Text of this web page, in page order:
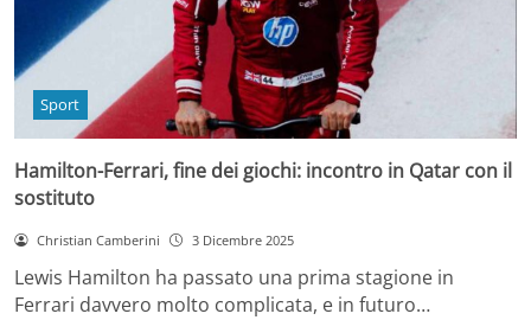
Sport
Hamilton-Ferrari, fine dei giochi: incontro in Qatar con il
sostituto
Christian Camberini 3 Dicembre 2025
Lewis Hamilton ha passato una prima stagione in
Ferrari davvero molto complicata, e in futuro…